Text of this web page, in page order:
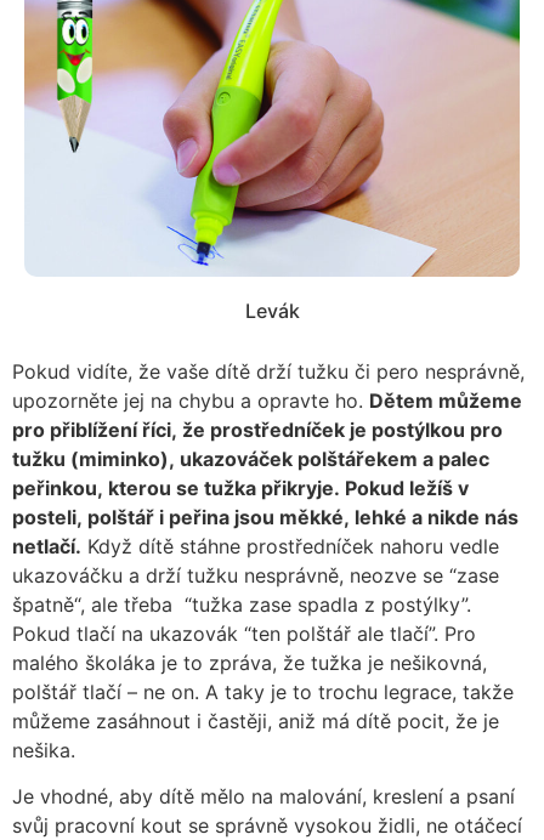
Levák
Pokud vidíte, že vaše dítě drží tužku či pero nesprávně,
upozorněte jej na chybu a opravte ho. Dětem můžeme
pro přiblížení říci, že prostředníček je postýlkou pro
tužku (miminko), ukazováček polštářekem a palec
peřinkou, kterou se tužka přikryje. Pokud ležíš v
posteli, polštář i peřina jsou měkké, lehké a nikde nás
netlačí. Když dítě stáhne prostředníček nahoru vedle
ukazováčku a drží tužku nesprávně, neozve se “zase
špatně“, ale třeba “tužka zase spadla z postýlky”.
Pokud tlačí na ukazovák “ten polštář ale tlačí”. Pro
malého školáka je to zpráva, že tužka je nešikovná,
polštář tlačí – ne on. A taky je to trochu legrace, takže
můžeme zasáhnout i častěji, aniž má dítě pocit, že je
nešika.
Je vhodné, aby dítě mělo na malování, kreslení a psaní
svůj pracovní kout se správně vysokou židli, ne otáčecí